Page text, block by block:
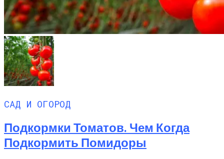
САД И ОГОРОД
Подкормки Томатов. Чем Когда
Подкормить Помидоры